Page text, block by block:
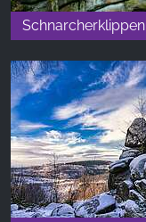
Schnarcherklippen